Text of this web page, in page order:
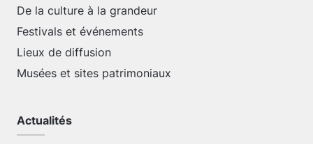
De la culture à la grandeur
Festivals et événements
Lieux de diffusion
Musées et sites patrimoniaux
Actualités